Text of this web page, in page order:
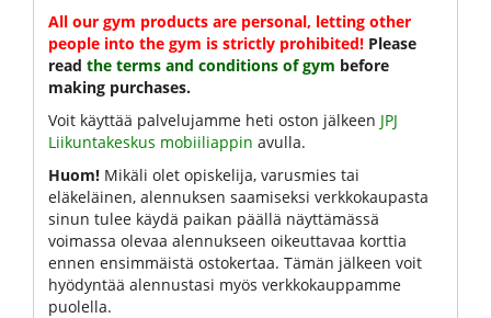
All our gym products are personal, letting other
people into the gym is strictly prohibited! Please
read the terms and conditions of gym before
making purchases.
Voit käyttää palvelujamme heti oston jälkeen JPJ
Liikuntakeskus mobiiliappin avulla.
Huom! Mikäli olet opiskelija, varusmies tai
eläkeläinen, alennuksen saamiseksi verkkokaupasta
sinun tulee käydä paikan päällä näyttämässä
voimassa olevaa alennukseen oikeuttavaa korttia
ennen ensimmäistä ostokertaa. Tämän jälkeen voit
hyödyntää alennustasi myös verkkokauppamme
puolella.